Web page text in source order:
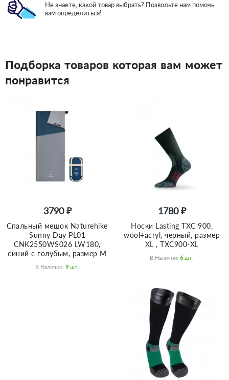
Не знаете, какой товар выбрать? Позвольте нам помочь
вам определиться!
Подборка товаров которая вам может
понравится
3790 ₽
Спальный мешок Naturehike
Sunny Day PL01
CNK2550WS026 LW180,
синий с голубым, размер M
В Наличии: 9 Шт.
1780 ₽
Носки Lasting TXC 900,
wool+acryl, черный, размер
XL , TXC900-XL
В Наличии: 6 Шт.